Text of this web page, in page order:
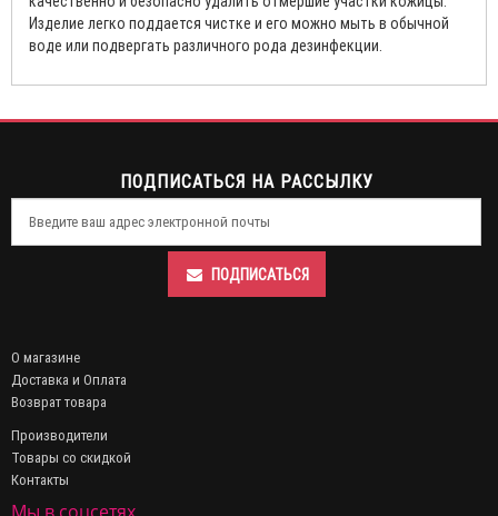
Изделие легко поддается чистке и его можно мыть в обычной
воде или подвергать различного рода дезинфекции.
ПОДПИСАТЬСЯ НА РАССЫЛКУ
ПОДПИСАТЬСЯ
О магазине
Доставка и Оплата
Возврат товара
Производители
Товары со скидкой
Контакты